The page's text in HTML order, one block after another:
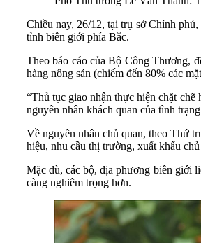
Chiều nay, 26/12, tại trụ sở Chính phủ,
tỉnh biên giới phía Bắc.
Theo báo cáo của Bộ Công Thương,
hàng nông sản (chiếm đến 80% các
“Thủ tục giao nhận thực hiện chặt
nguyên nhân khách quan của tình
Về nguyên nhân chủ quan, theo Thứ
hiệu, nhu cầu thị trường, xuất khẩu
Mặc dù, các bộ, địa phương biên giới
càng nghiêm trọng hơn.